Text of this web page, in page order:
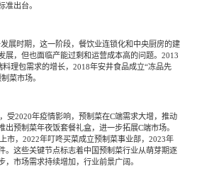
准出台。
展时期，这一阶段，餐饮业连锁化和中央厨房的建
展，但也面临产能过剩和运营成本高的问题。2013
理包需求的增长，2018年安井食品成立“冻品先
菜市场。
受2020年疫情影响，预制菜在C端需求大增，推动
出预制菜年夜饭套餐礼盒，进一步拓展C端市场。
市，2022年叮咚买菜成立预制菜事业部，2023年
。这些关键节点标志着中国预制菜行业从萌芽期逐
市场需求持续增加，行业前景广阔。